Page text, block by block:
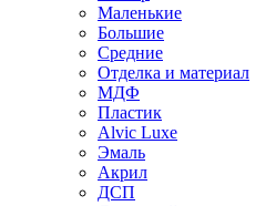
Маленькие
Большие
Средние
Отделка и материал
МДФ
Пластик
Alvic Luxe
Эмаль
Акрил
ДСП